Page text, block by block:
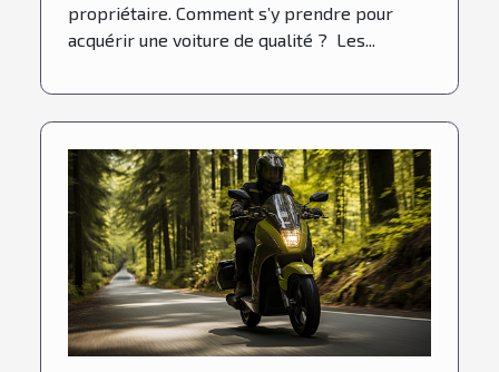
propriétaire. Comment s’y prendre pour
acquérir une voiture de qualité ? Les...